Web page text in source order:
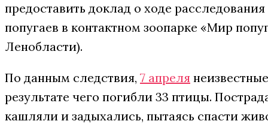
предоставить доклад о ходе
попугаев в контактном зоопарке «Мир
Ленобласти).
По данным следствия, 7 апреля
результате чего погибли 33 птицы.
кашляли и задыхались, пытаясь спасти